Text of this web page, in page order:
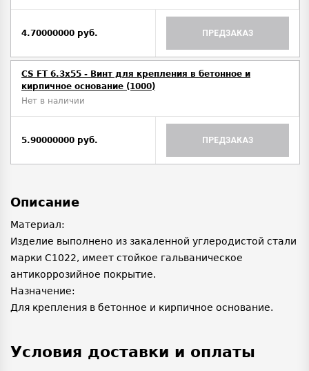
4.70000000 руб. ПРЕДЗАКАЗ
CS FT 6.3х55 - Винт для крепления в бетонное и
кирпичное основание (1000)
Нет в наличии
5.90000000 руб. ПРЕДЗАКАЗ
Описание
Материал:
Изделие выполнено из закаленной углеродистой стали
марки С1022, имеет стойкое гальваническое
антикоррозийное покрытие.
Назначение:
Для крепления в бетонное и кирпичное основание.
Условия доставки и оплаты